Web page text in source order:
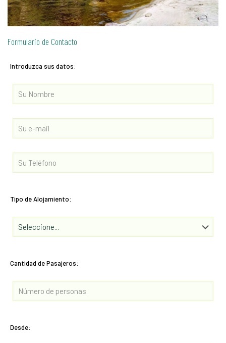
Formulario de Contacto
Introduzca sus datos:
Tipo de Alojamiento:
Cantidad de Pasajeros:
Desde: